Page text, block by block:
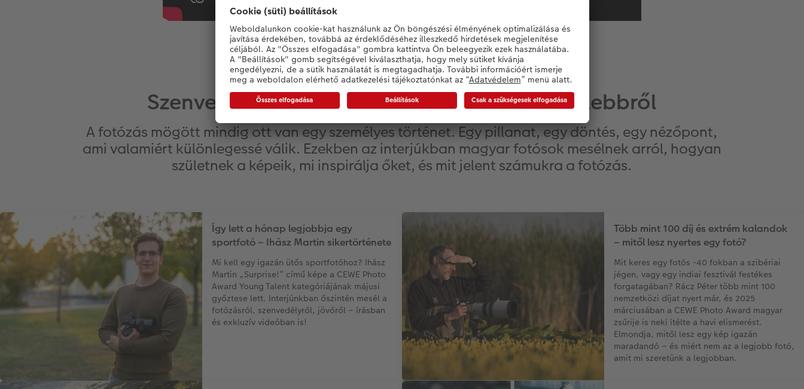
Szenvedély a fotózás iránt – történetek közelebbről
A fotózás mögött mindig ott van egy személyes történet. Egy pillanat, egy döntés, egy nézőpont,
ami valamiért különlegessé válik. Ezekben az interjúkban magyar fotósok mesélnek arról, hogyan
születnek a képeik, mi inspirálja őket, és mit jelent számukra a fotózás.
Így lett a hónap legjobbja egy
sportfotó – Ihász Martin sikertörténete
Mi kell egy igazán ütős sportfotóhoz? Ihász
Martin „Surprise!” című képe a CEWE Photo
Award Young Talent kategóriájának májusi
győztese lett. Interjúnkban őszintén mesél a
fotózásról, szenvedélyről, jövőről – írásban
és exkluzív videóban is!
Több mint 100 díj és extrém kalandok
– mitől lesz nyertes egy fotó?
Mit keres egy fotós -40 fokban a szibériai
jégen, vagy egy indiai fesztivál festékes
forgatagában? Rácz Péter több mint 100
nemzetközi díjat nyert már, és 2025
márciusában a CEWE Photo Award magyar
zsűrije is neki ítélte a havi elismerést.
Elmondja, mitől lesz egy kép igazán
maradandó – és miért nem az a legjobb fotó,
amit mi szeretünk a legjobban.